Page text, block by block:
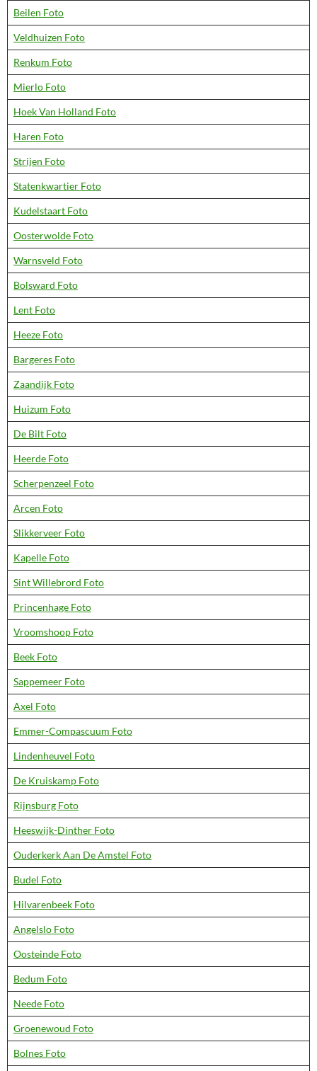
Beilen Foto
Veldhuizen Foto
Renkum Foto
Mierlo Foto
Hoek Van Holland Foto
Haren Foto
Strijen Foto
Statenkwartier Foto
Kudelstaart Foto
Oosterwolde Foto
Warnsveld Foto
Bolsward Foto
Lent Foto
Heeze Foto
Bargeres Foto
Zaandijk Foto
Huizum Foto
De Bilt Foto
Heerde Foto
Scherpenzeel Foto
Arcen Foto
Slikkerveer Foto
Kapelle Foto
Sint Willebrord Foto
Princenhage Foto
Vroomshoop Foto
Beek Foto
Sappemeer Foto
Axel Foto
Emmer-Compascuum Foto
Lindenheuvel Foto
De Kruiskamp Foto
Rijnsburg Foto
Heeswijk-Dinther Foto
Ouderkerk Aan De Amstel Foto
Budel Foto
Hilvarenbeek Foto
Angelslo Foto
Oosteinde Foto
Bedum Foto
Neede Foto
Groenewoud Foto
Bolnes Foto